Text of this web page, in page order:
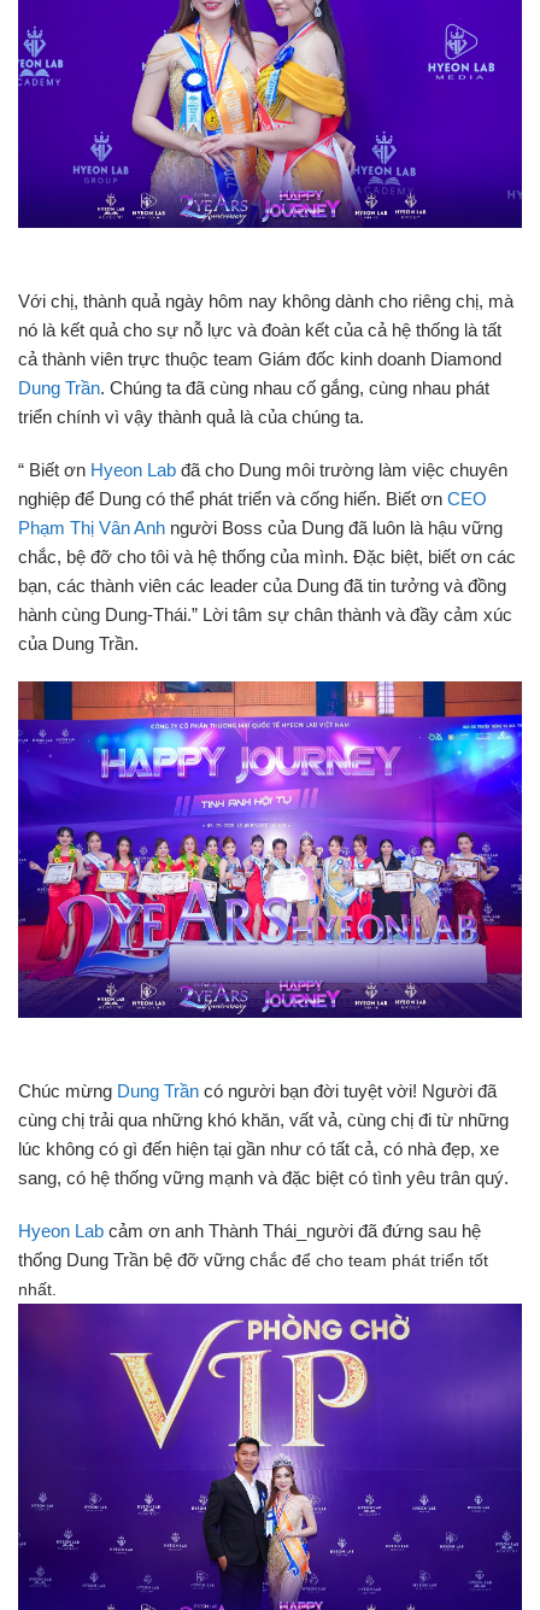
Với chị, thành quả ngày hôm nay không dành cho riêng chị, mà
nó là kết quả cho sự nỗ lực và đoàn kết của cả hệ thống là tất
cả thành viên trực thuộc team Giám đốc kinh doanh Diamond
Dung Trần. Chúng ta đã cùng nhau cố gắng, cùng nhau phát
triển chính vì vậy thành quả là của chúng ta.
“ Biết ơn Hyeon Lab đã cho Dung môi trường làm việc chuyên
nghiệp để Dung có thể phát triển và cống hiến. Biết ơn CEO
Phạm Thị Vân Anh người Boss của Dung đã luôn là hậu vững
chắc, bệ đỡ cho tôi và hệ thống của mình. Đặc biệt, biết ơn các
bạn, các thành viên các leader của Dung đã tin tưởng và đồng
hành cùng Dung-Thái.” Lời tâm sự chân thành và đầy cảm xúc
của Dung Trần.
Chúc mừng Dung Trần có người bạn đời tuyệt vời! Người đã
cùng chị trải qua những khó khăn, vất vả, cùng chị đi từ những
lúc không có gì đến hiện tại gần như có tất cả, có nhà đẹp, xe
sang, có hệ thống vững mạnh và đặc biệt có tình yêu trân quý.
Hyeon Lab cảm ơn anh Thành Thái_người đã đứng sau hệ
thống Dung Trần bệ đỡ vững chắc để cho team phát triển tốt
nhất.